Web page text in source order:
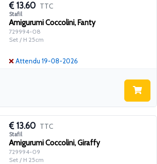
13.60 TTC
Stafil
Amigurumi Coccolini, Fanty
729994-08
Set / H 25cm
Attendu 19-08-2026
13.60 TTC
Stafil
Amigurumi Coccolini, Giraffy
729994-09
Set / H 25cm